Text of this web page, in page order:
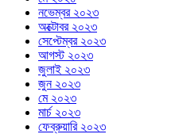
নভেম্বর ২০২৩
অক্টোবর ২০২৩
সেপ্টেম্বর ২০২৩
আগস্ট ২০২৩
জুলাই ২০২৩
জুন ২০২৩
মে ২০২৩
মার্চ ২০২৩
ফেব্রুয়ারি ২০২৩